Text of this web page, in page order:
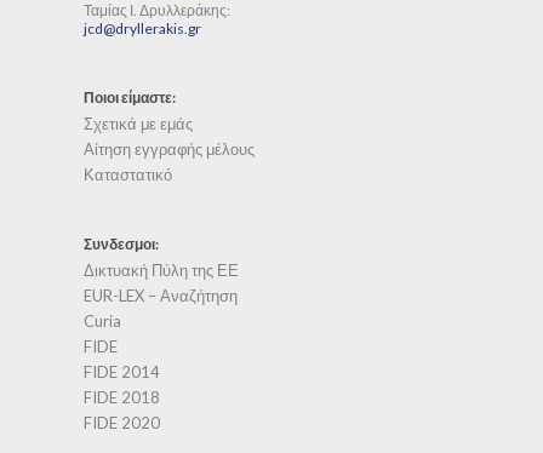
Ταμίας Ι. Δρυλλεράκης:
jcd@dryllerakis.gr
Ποιοι είμαστε:
Σχετικά με εμάς
Αίτηση εγγραφής μέλους
Καταστατικό
Συνδεσμοι:
Δικτυακή Πύλη της ΕΕ
EUR-LEX – Αναζήτηση
Curia
FIDE
FIDE 2014
FIDE 2018
FIDE 2020